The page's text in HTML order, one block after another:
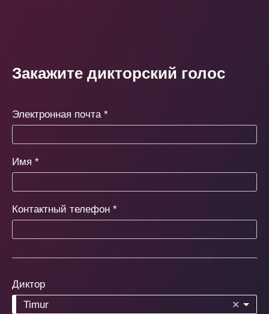
Закажите дикторский голос
Электронная почта *
Имя *
Контактный телефон *
Диктор
✕
Timur